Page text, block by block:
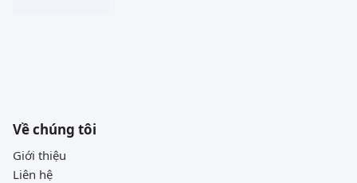
Về chúng tôi
Giới thiệu
Liên hệ